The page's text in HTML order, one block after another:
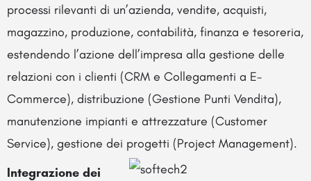
processi rilevanti di un’azienda, vendite, acquisti,
magazzino, produzione, contabilità, finanza e tesoreria,
estendendo l’azione dell’impresa alla gestione delle
relazioni con i clienti (CRM e Collegamenti a E-
Commerce), distribuzione (Gestione Punti Vendita),
manutenzione impianti e attrezzature (Customer
Service), gestione dei progetti (Project Management).
Integrazione dei